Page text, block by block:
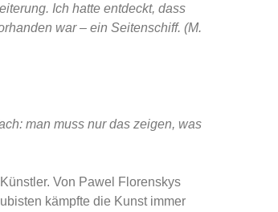
Ich hatte entdeckt, dass
war – ein Seitenschiff. (M.
man muss nur das zeigen, was
Von Pawel Florenskys
kämpfte die Kunst immer